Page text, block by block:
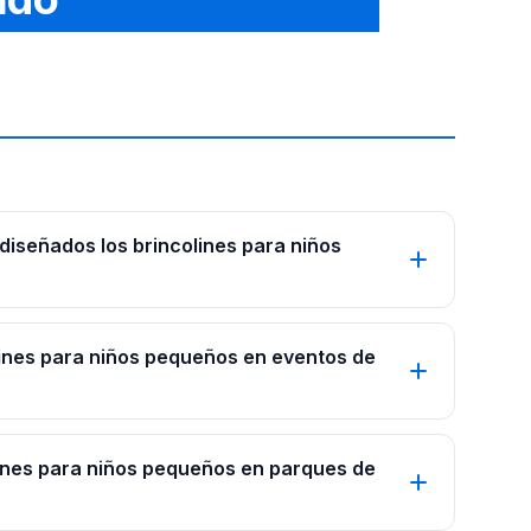
los brincolines para niños
para niños pequeños en eventos de
para niños pequeños en parques de